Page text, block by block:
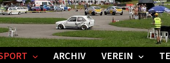
ARCHIV VEREIN